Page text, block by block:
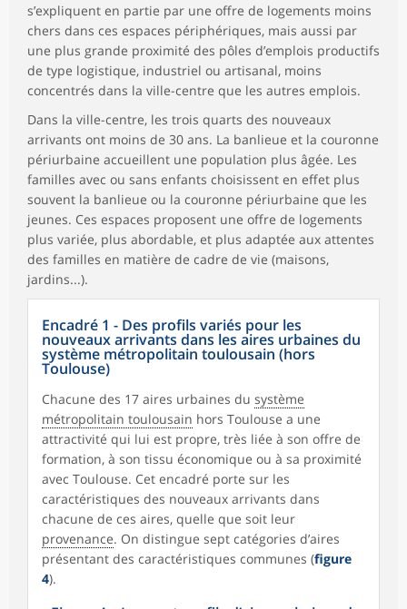
s’expliquent en partie par une offre de logements moins
chers dans ces espaces périphériques, mais aussi par
une plus grande proximité des pôles d’emplois productifs
de type logistique, industriel ou artisanal, moins
concentrés dans la ville-centre que les autres emplois.
Dans la ville-centre, les trois quarts des nouveaux
arrivants ont moins de 30 ans. La banlieue et la couronne
périurbaine accueillent une population plus âgée. Les
familles avec ou sans enfants choisissent en effet plus
souvent la banlieue ou la couronne périurbaine que les
jeunes. Ces espaces proposent une offre de logements
plus variée, plus abordable, et plus adaptée aux attentes
des familles en matière de cadre de vie (maisons,
jardins...).
Encadré 1 - Des profils variés pour les
nouveaux arrivants dans les aires urbaines du
système métropolitain toulousain (hors
Toulouse)
Chacune des 17 aires urbaines du système
métropolitain toulousain hors Toulouse a une
attractivité qui lui est propre, très liée à son offre de
formation, à son tissu économique ou à sa proximité
avec Toulouse. Cet encadré porte sur les
caractéristiques des nouveaux arrivants dans
chacune de ces aires, quelle que soit leur
provenance. On distingue sept catégories d’aires
présentant des caractéristiques communes (figure
4).